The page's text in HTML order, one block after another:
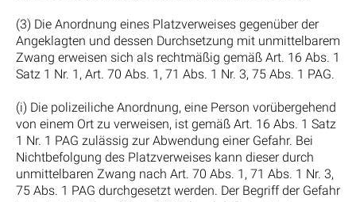
(3) Die Anordnung eines Platzverweises gegenüber der
Angeklagten und dessen Durchsetzung mit unmittelbarem
Zwang erweisen sich als rechtmäßig gemäß Art. 16 Abs. 1
Satz 1 Nr. 1, Art. 70 Abs. 1, 71 Abs. 1 Nr. 3, 75 Abs. 1 PAG.
(i) Die polizeiliche Anordnung, eine Person vorübergehend
von einem Ort zu verweisen, ist gemäß Art. 16 Abs. 1 Satz
1 Nr. 1 PAG zulässig zur Abwendung einer Gefahr. Bei
Nichtbefolgung des Platzverweises kann dieser durch
unmittelbaren Zwang nach Art. 70 Abs. 1, 71 Abs. 1 Nr. 3,
75 Abs. 1 PAG durchgesetzt werden. Der Begriff der Gefahr